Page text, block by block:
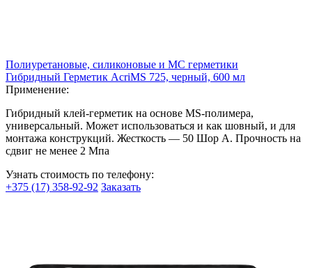
Полиуретановые, силиконовые и МС герметики
Гибридный Герметик AcriMS 725, черный, 600 мл
Применение:
Гибридный клей-герметик на основе MS-полимера,
универсальный. Может использоваться и как шовный, и для
монтажа конструкций. Жесткость — 50 Шор А. Прочность на
сдвиг не менее 2 Мпа
Узнать стоимость по телефону:
+375 (17) 358-92-92 Заказать